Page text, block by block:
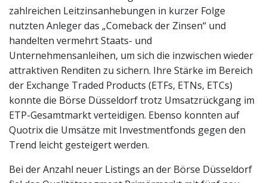
zahlreichen Leitzinsanhebungen in kurzer Folge
nutzten Anleger das „Comeback der Zinsen“ und
handelten vermehrt Staats- und
Unternehmensanleihen, um sich die inzwischen wieder
attraktiven Renditen zu sichern. Ihre Stärke im Bereich
der Exchange Traded Products (ETFs, ETNs, ETCs)
konnte die Börse Düsseldorf trotz Umsatzrückgang im
ETP-Gesamtmarkt verteidigen. Ebenso konnten auf
Quotrix die Umsätze mit Investmentfonds gegen den
Trend leicht gesteigert werden.
Bei der Anzahl neuer Listings an der Börse Düsseldorf